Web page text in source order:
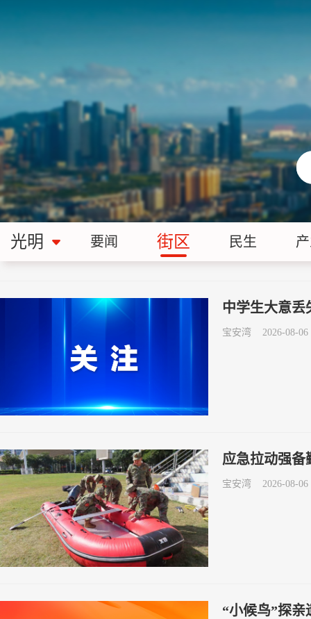
光明 要闻 街区 民生
中学生大意丢
宝安湾 2026-08-06
应急拉动强备
宝安湾 2026-08-06
“小候鸟”探